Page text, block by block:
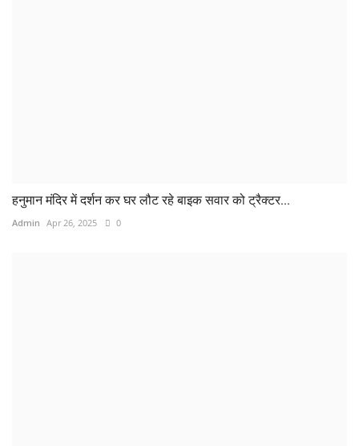
हनुमान मंदिर में दर्शन कर घर लौट रहे बाइक सवार को ट्रैक्टर...
Admin Apr 26, 2025 0